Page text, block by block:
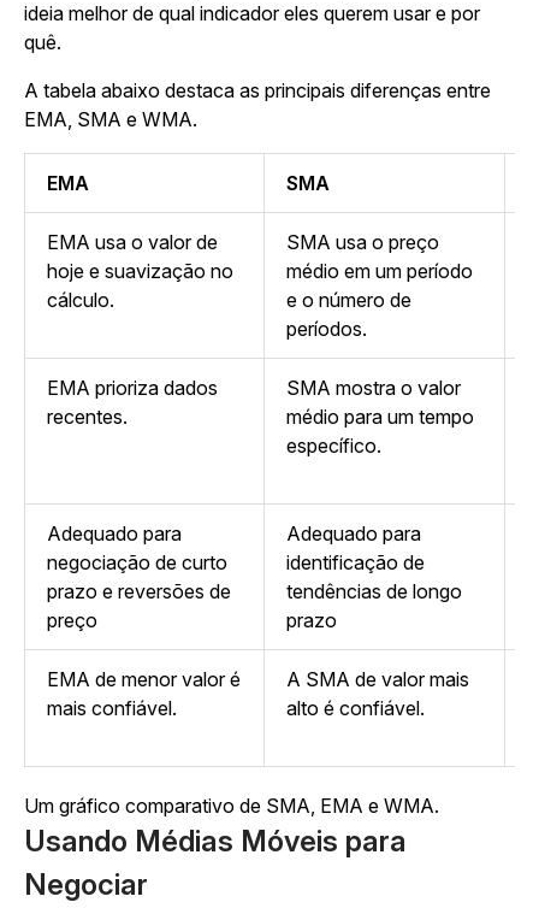
ideia melhor de qual indicador eles querem usar e por
quê.
A tabela abaixo destaca as principais diferenças entre
EMA, SMA e WMA.
EMA SMA
EMA usa o valor de
hoje e suavização no
cálculo.
SMA usa o preço
médio em um período
e o número de
períodos.
EMA prioriza dados
recentes.
SMA mostra o valor
médio para um tempo
específico.
Adequado para
negociação de curto
prazo e reversões de
preço
Adequado para
identificação de
tendências de longo
prazo
EMA de menor valor é
mais confiável.
A SMA de valor mais
alto é confiável.
Um gráfico comparativo de SMA, EMA e WMA.
Usando Médias Móveis para
Negociar